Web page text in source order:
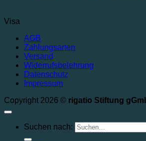
Visa
AGB
Zahlungsarten
Versand
Widerrufsbelehrung
Datenschutz
Impressum
Copyright 2026 © rigatio Stiftung
Suchen nach: